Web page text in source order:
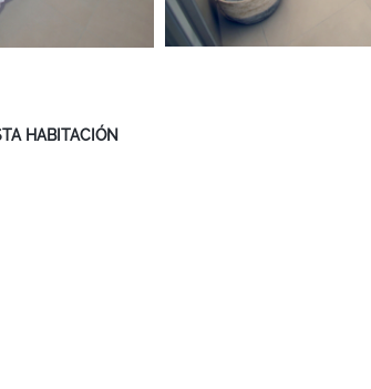
HABITACIÓN